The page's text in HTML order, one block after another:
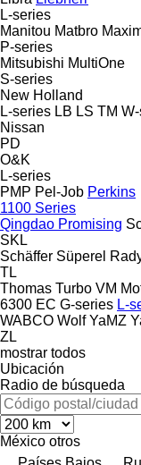
L-series
Manitou Matbro
P-series
Mitsubishi MultiOne
S-series
New Holland
L-series LB LS TM
Nissan
PD
O&K
L-series
PMP Pel-Job Perkins
1100 Series
Qingdao Promising
SKL
Schäffer Süperel
TL
Thomas Turbo VM
6300 EC G-series L-
WABCO Wolf YaMZ
ZL
mostrar todos
Ubicación
Radio de búsqueda
México otros